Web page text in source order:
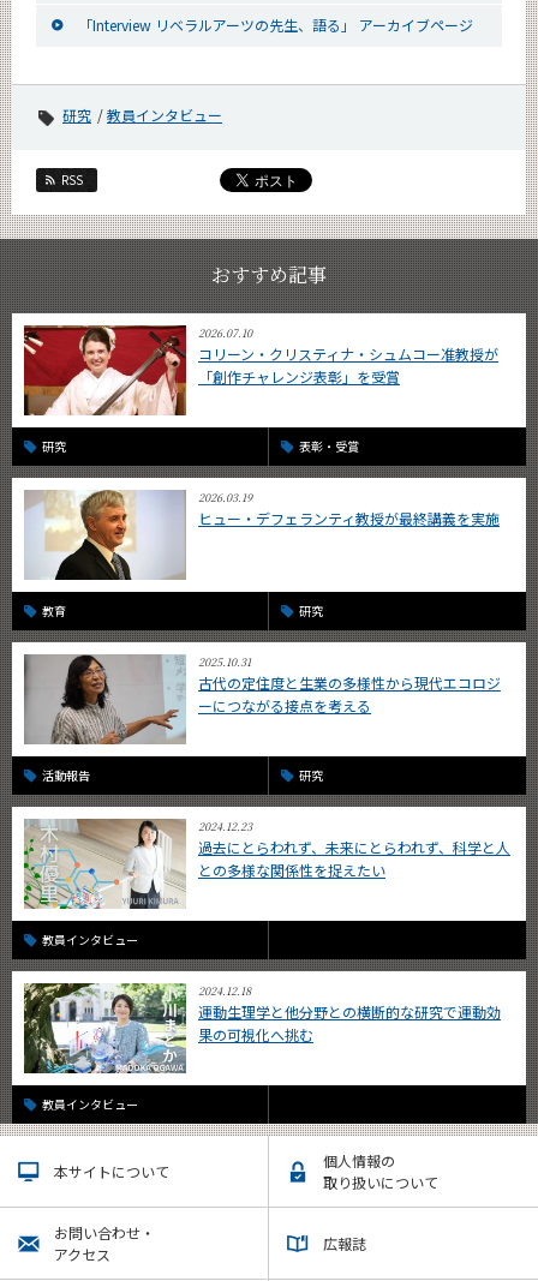
「Interview リベラルアーツの先生、語る」 アーカイブページ
研究 教員インタビュー
RSS
おすすめ記事
2026.07.10
コリーン・クリスティナ・シュムコー准教授が
「創作チャレンジ表彰」を受賞
研究 表彰・受賞
2026.03.19
ヒュー・デフェランティ教授が最終講義を実施
教育 研究
2025.10.31
古代の定住度と生業の多様性から現代エコロジ
ーにつながる接点を考える
活動報告 研究
2024.12.23
過去にとらわれず、未来にとらわれず、科学と人
との多様な関係性を捉えたい
教員インタビュー
2024.12.18
運動生理学と他分野との横断的な研究で運動効
果の可視化へ挑む
教員インタビュー
本サイトについて
個人情報の
取り扱いについて
お問い合わせ・
アクセス
広報誌